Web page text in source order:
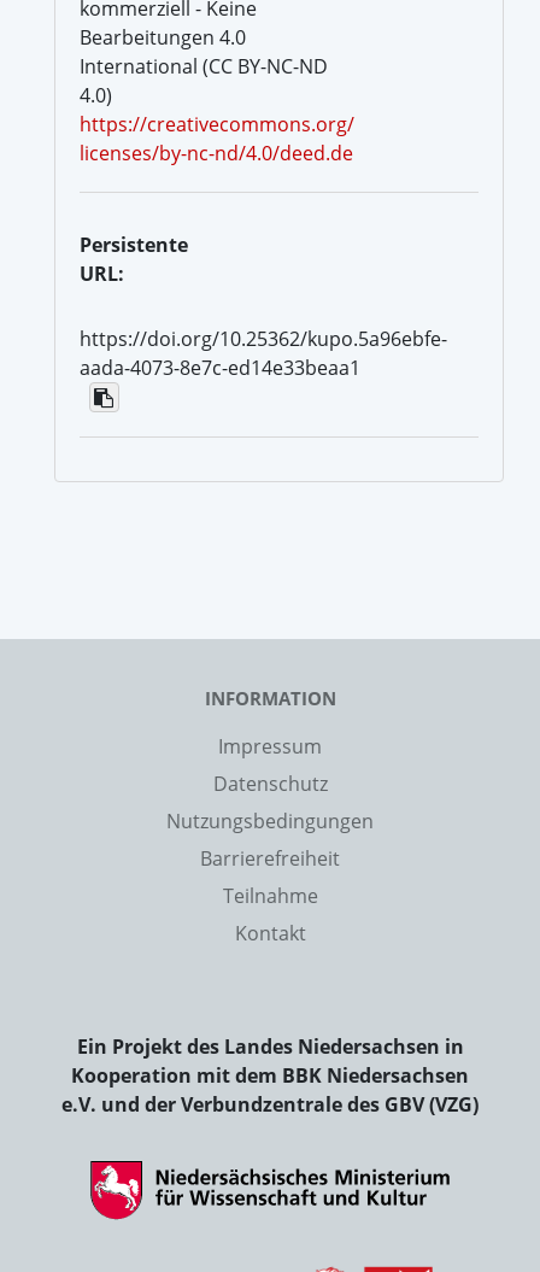
kommerziell - Keine
Bearbeitungen 4.0
International (CC BY-NC-ND
4.0)
https://creativecommons.org/
licenses/by-nc-nd/4.0/deed.de
Persistente
URL:
https://doi.org/10.25362/kupo.5a96ebfe-
aada-4073-8e7c-ed14e33beaa1
INFORMATION
Impressum
Datenschutz
Nutzungsbedingungen
Barrierefreiheit
Teilnahme
Kontakt
Ein Projekt des Landes Niedersachsen in
Kooperation mit dem BBK Niedersachsen
e.V. und der Verbundzentrale des GBV (VZG)